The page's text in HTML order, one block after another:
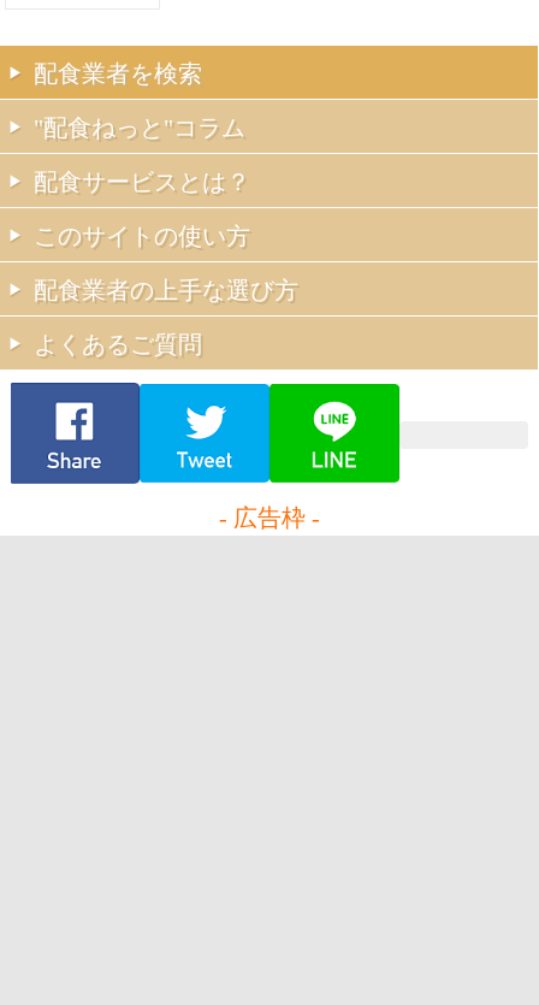
配食業者を検索
"配食ねっと"コラム
配食サービスとは？
このサイトの使い方
配食業者の上手な選び方
よくあるご質問
- 広告枠 -